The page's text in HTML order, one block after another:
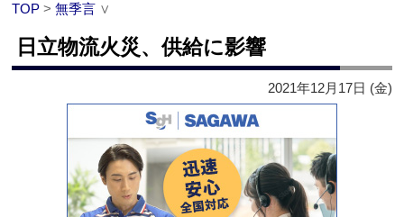
TOP >無季言 ∨
日立物流火災、供給に影響
2021年12月17日 (金)